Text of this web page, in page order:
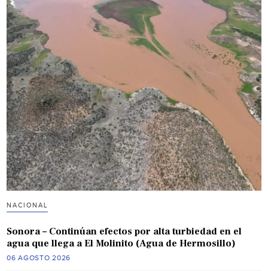
NACIONAL
Sonora – Continúan efectos por alta turbiedad en el
agua que llega a El Molinito (Agua de Hermosillo)
06 AGOSTO 2026